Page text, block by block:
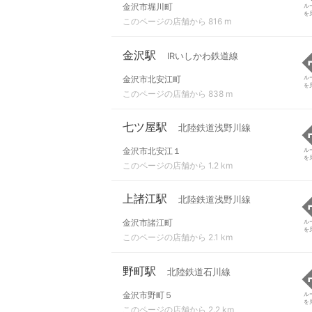
金沢市堀川町
このページの店舗から 816 m
ル
を
金沢駅 IRいしかわ鉄道線
金沢市北安江町
このページの店舗から 838 m
ル
を
七ツ屋駅 北陸鉄道浅野川線
金沢市北安江１
このページの店舗から 1.2 km
ル
を
上諸江駅 北陸鉄道浅野川線
金沢市諸江町
このページの店舗から 2.1 km
ル
を
野町駅 北陸鉄道石川線
金沢市野町５
このページの店舗から 2.2 km
ル
を